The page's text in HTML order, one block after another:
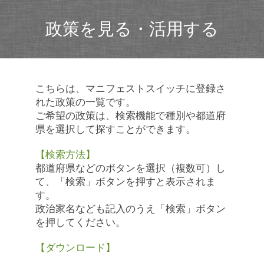
政策を見る・活用する
こちらは、マニフェストスイッチに登録さ
れた政策の一覧です。
ご希望の政策は、検索機能で種別や都道府
県を選択して探すことができます。
【検索方法】
都道府県などのボタンを選択（複数可）し
て、「検索」ボタンを押すと表示されま
す。
政治家名なども記入のうえ「検索」ボタン
を押してください。
【ダウンロード】